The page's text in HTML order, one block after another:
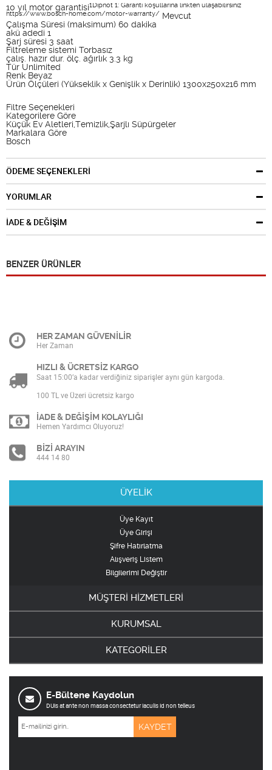
10 yıl motor garantisi1Dipnot 1: Garanti koşullarına linkten ulaşabilirsiniz
https://www.bosch-home.com/motor-warranty/ Mevcut
Çalışma Süresi (maksimum) 60 dakika
akü adedi 1
Şarj süresi 3 saat
Filtreleme sistemi Torbasız
çalış. hazır dur. ölç. ağırlık 3.3 kg
Tür Unlimited
Renk Beyaz
Ürün Ölçüleri (Yükseklik x Genişlik x Derinlik) 1300x250x216 mm
Filtre Seçenekleri
Kategorilere Göre
Küçük Ev Aletleri,Temizlik,Şarjlı Süpürgeler
Markalara Göre
Bosch
ÖDEME SEÇENEKLERİ
YORUMLAR
İADE & DEĞİŞİM
BENZER ÜRÜNLER
HER ZAMAN GÜVENİLİR
Her Zaman
HIZLI & ÜCRETSİZ KARGO
Saat 15:00’a kadar verdiğiniz siparişler aynı gün kargoda.
100 TL ve Üzeri ücretsiz kargo
İADE & DEĞİŞİM KOLAYLIĞI
Hemen Yardımcı Oluyoruz!
BİZİ ARAYIN
444 14 80
ÜYELİK
Üye Kayıt
Üye Girişi
Şifre Hatırlatma
Alışveriş Listem
Bilgilerimi Değiştir
MÜŞTERİ HİZMETLERİ
KURUMSAL
KATEGORİLER
E-Bültene Kaydolun
DUis at ante non massa consectetur iaculis id non telleus